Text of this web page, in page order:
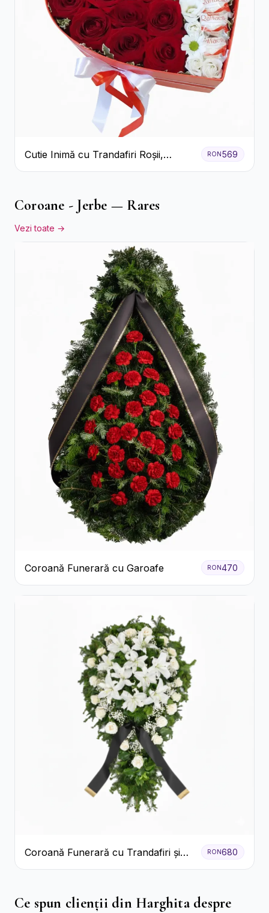
Cutie Inimă cu Trandafiri Roșii,
Crizanteme Albe și Bomboane
RON 569
Coroane - Jerbe — Rares
Vezi toate →
Coroană Funerară cu Garoafe RON470
Coroană Funerară cu Trandafiri și
Crini
RON680
Ce spun clienții din Harghita despre